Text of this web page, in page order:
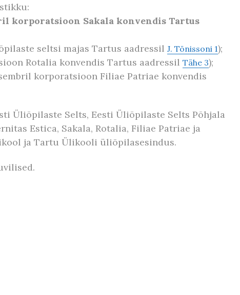
korporatsioon Sakala konvendis Tartus
seltsi majas Tartus aadressil J. Tõnissoni 1);
Rotalia konvendis Tartus aadressil Tähe 3);
korporatsioon Filiae Patriae konvendis
Üliõpilaste Selts, Eesti Üliõpilaste Selts Põhjala
Estica, Sakala, Rotalia, Filiae Patriae ja
ja Tartu Ülikooli üliõpilasesindus.